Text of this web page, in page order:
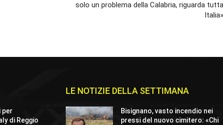
solo un problema della Calabria, riguarda tutta
Italia»
per
di Reggio
LE NOTIZIE DELLA SETTIMANA
Bisignano, vasto incendio nei
pressi del nuovo cimitero: «Chi